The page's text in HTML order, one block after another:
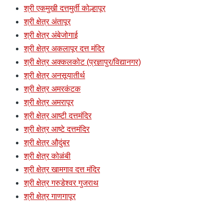
श्री एकमुखी दत्तमुर्ती कोल्हापूर
श्री क्षेत्र अंतापूर
श्री क्षेत्र अंबेजोगाई
श्री क्षेत्र अकलापूर दत्त मंदिर
श्री क्षेत्र अक्कलकोट (प्रज्ञापुर/विद्यानगर)
श्री क्षेत्र अनसूयातीर्थ
श्री क्षेत्र अमरकंटक
श्री क्षेत्र अमरापूर
श्री क्षेत्र आष्टी दत्तमंदिर
श्री क्षेत्र आष्टे दत्तमंदिर
श्री क्षेत्र औदुंबर
श्री क्षेत्र कोळंबी
श्री क्षेत्र खामगाव दत्त मंदिर
श्री क्षेत्र गरुडेश्वर गुजराथ
श्री क्षेत्र गाणगापूर